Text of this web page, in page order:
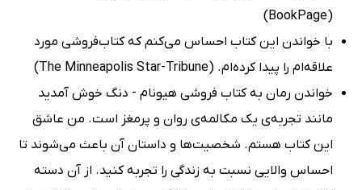
(BookPage)
با خواندن این کتاب احساس می‌کنم که کتاب‌فروشی مورد
علاقه‌ام را پیدا کرده‌ام. (The Minneapolis Star-Tribune)
خواندن رمان به کتاب فروشی هیونام - دنگ خوش آمدید
مانند تجربه‌ی یک مکالمه‌ی روان و پرمغز است. من عاشق
این کتاب هستم. شخصیت‌ها و داستان آن باعث می‌شوند تا
احساس والایی نسبت به زندگی را تجربه کنید. از آن دسته